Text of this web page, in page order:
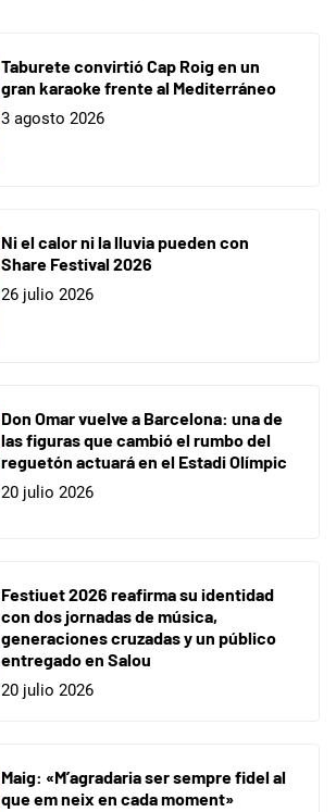
Taburete convirtió Cap Roig en un
gran karaoke frente al Mediterráneo
3 agosto 2026
Ni el calor ni la lluvia pueden con
Share Festival 2026
26 julio 2026
Don Omar vuelve a Barcelona: una de
las figuras que cambió el rumbo del
reguetón actuará en el Estadi Olímpic
20 julio 2026
Festiuet 2026 reafirma su identidad
con dos jornadas de música,
generaciones cruzadas y un público
entregado en Salou
20 julio 2026
Maig: «M’agradaria ser sempre fidel al
que em neix en cada moment»